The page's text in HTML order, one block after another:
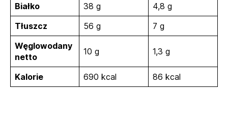
Białko 38 g
4,8 g
Tłuszcz
56 g
7 g
Węglowodany
netto
10 g 1,3 g
Kalorie 690 kcal 86 kcal